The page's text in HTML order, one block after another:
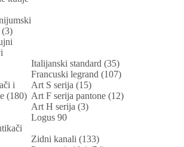
(3)
i
(180)
Italijanski standard (35)
Francuski legrand (107)
Art S serija (15)
Art F serija pantone (12)
Art H serija (3)
Logus 90
Zidni kanali (133)